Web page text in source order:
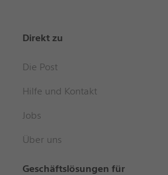
Direkt zu
Die Post
Hilfe und Kontakt
Jobs
Über uns
Geschäftslösungen für